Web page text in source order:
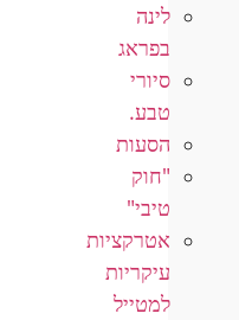
לינה
בפראג
סיורי
טבע.
הסעות
"חוק
טיבי"
אטרקציות
עיקריות
למטייל